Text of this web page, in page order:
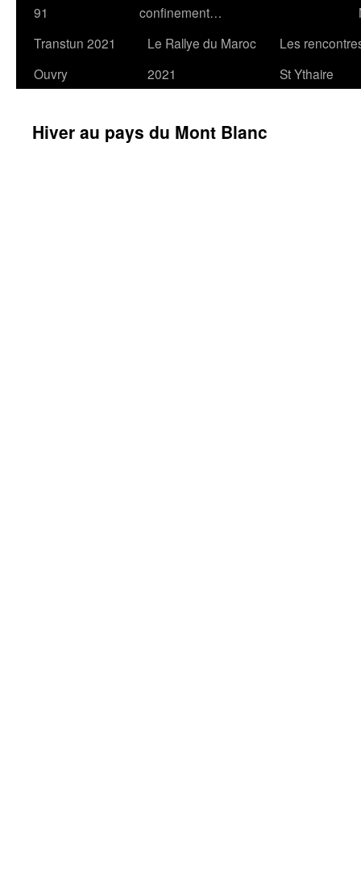
91
confinement…
Transtun 2021
Ouvry
Le Rallye du Maroc
2021
Les
St Ythaire
Hiver au pays du Mont Blanc